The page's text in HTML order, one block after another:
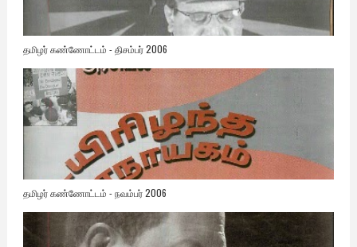
தமிழர் கண்ணோட்டம் - திசம்பர் 2006
தமிழர் கண்ணோட்டம் - நவம்பர் 2006